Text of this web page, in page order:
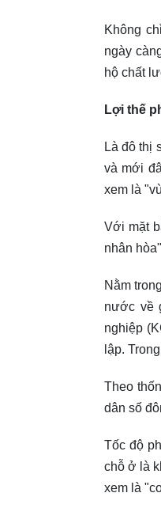
Không
ngày
hộ chất
Lợi thế
Là đô thị
và mới
xem là
Với mặt
nhân
Nằm
nước về
nghiệp
lập.
Theo
dân số
Tốc độ
chỗ ở là
xem là